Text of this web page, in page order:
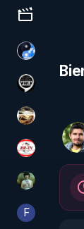
Culture, media & entertainment
Chercheur de vérité
Notre Réalité Est Falsifiée Et Fausse
patatrak
JSF - TV
Sonmi-877
FFinalscape